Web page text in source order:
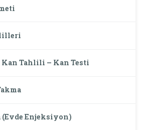
Tahlili – Kan Testi
(Evde Enjeksiyon)